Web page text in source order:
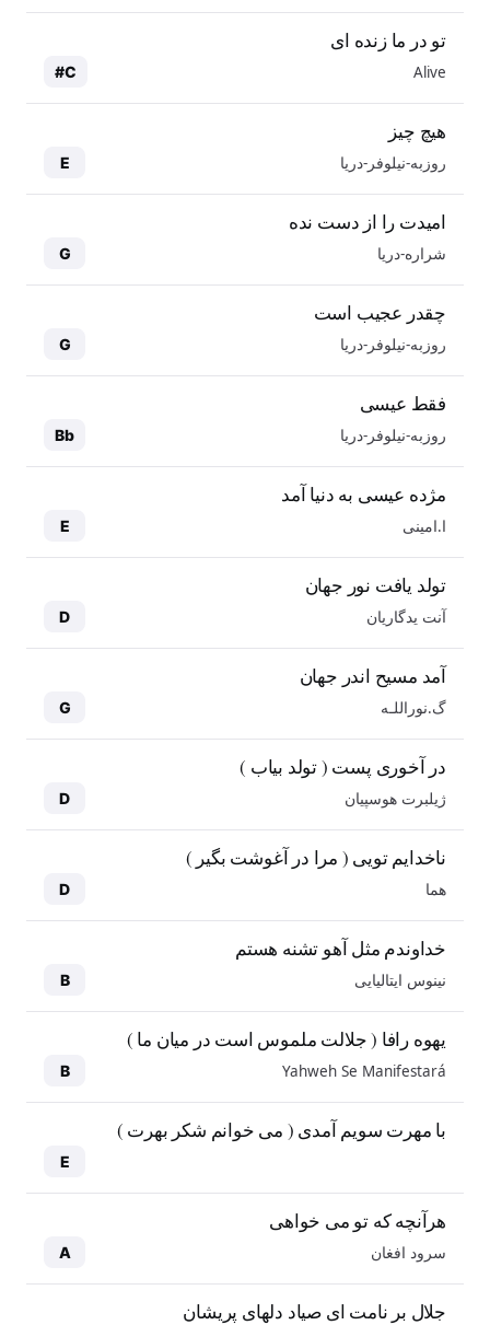
تو در ما زنده ای
Alive
C#
هیچ چیز
روزبه-نیلوفر-دریا E
امیدت را از دست نده
شراره-دریا G
چقدر عجیب است
روزبه-نیلوفر-دریا G
فقط عیسی
روزبه-نیلوفر-دریا Bb
مژده عیسی به دنیا آمد
ا.امینی E
تولد یافت نور جهان
آنت یدگاریان D
آمد مسیح اندر جهان
گ.نوراللـه G
در آخوری پست ( تولد بیاب )
ژیلبرت هوسپیان D
ناخدایم تویی ( مرا در آغوشت بگیر )
هما D
خداوندم مثل آهو تشنه هستم
نینوس ایتالیایی B
یهوه رافا ( جلالت ملموس است در میان ما )
Yahweh Se Manifestará
B
با مهرت سویم آمدی ( می خوانم شکر بهرت )
E
هرآنچه که تو می خواهی
سرود افغان A
جلال بر نامت ای صیاد دلهای پریشان